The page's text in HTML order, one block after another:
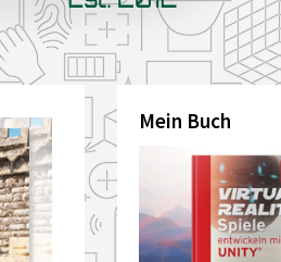
Mein Buch